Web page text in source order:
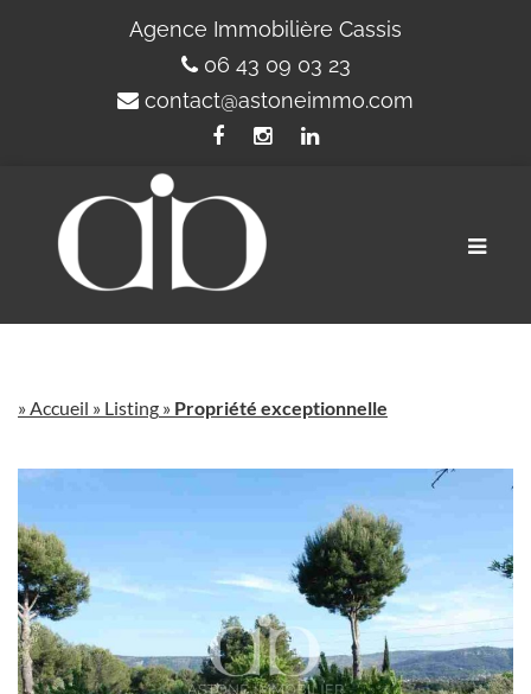
Agence Immobilière Cassis
06 43 09 03 23
contact@astoneimmo.com
Toggle
»Accueil » Listing » Propriété exceptionnelle